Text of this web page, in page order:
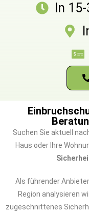
In
Suchen Sie aktuell
Haus oder Ihre
Als führender
Region analysieren
zugeschnittenes